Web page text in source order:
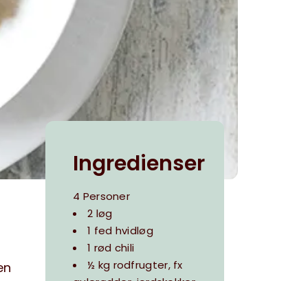
Ingredienser
4 Personer
2 løg
1 fed hvidløg
1 rød chili
½ kg rodfrugter, fx